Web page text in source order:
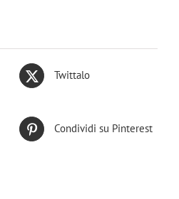
Twittalo
Condividi su Pinterest